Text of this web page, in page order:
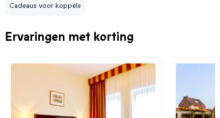
Cadeaus voor koppels
Ervaringen met korting